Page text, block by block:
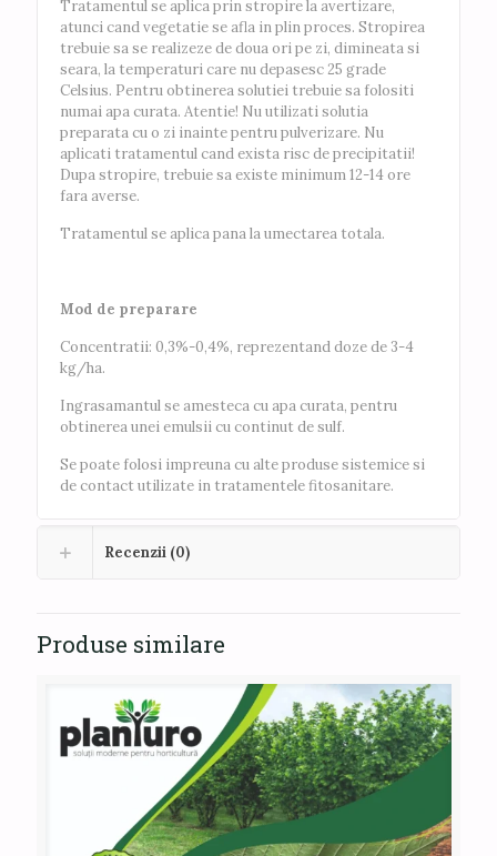
Tratamentul se aplica prin stropire la avertizare,
atunci cand vegetatie se afla in plin proces. Stropirea
trebuie sa se realizeze de doua ori pe zi, dimineata si
seara, la temperaturi care nu depasesc 25 grade
Celsius. Pentru obtinerea solutiei trebuie sa folositi
numai apa curata. Atentie! Nu utilizati solutia
preparata cu o zi inainte pentru pulverizare. Nu
aplicati tratamentul cand exista risc de precipitatii!
Dupa stropire, trebuie sa existe minimum 12-14 ore
fara averse.
Tratamentul se aplica pana la umectarea totala.
Mod de preparare
Concentratii: 0,3%-0,4%, reprezentand doze de 3-4
kg/ha.
Ingrasamantul se amesteca cu apa curata, pentru
obtinerea unei emulsii cu continut de sulf.
Se poate folosi impreuna cu alte produse sistemice si
de contact utilizate in tratamentele fitosanitare.
Recenzii (0)
Produse similare